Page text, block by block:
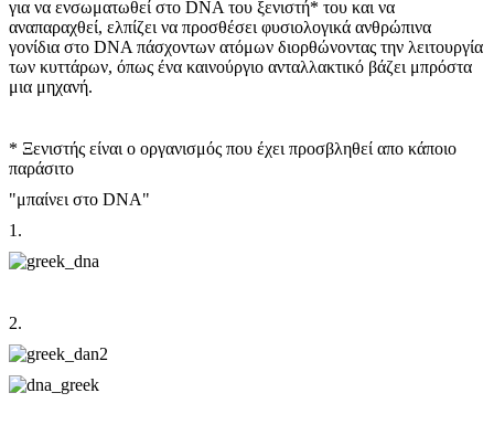
για να ενσωματωθεί στο DNA του ξενιστή* του και να
αναπαραχθεί, ελπίζει να προσθέσει φυσιολογικά ανθρώπινα
γονίδια στο DNA πάσχοντων ατόμων διορθώνοντας την λειτουργία
των κυττάρων, όπως ένα καινούργιο ανταλλακτικό βάζει μπρόστα
μια μηχανή.
* Ξενιστής είναι ο οργανισμός που έχει προσβληθεί απο κάποιο
παράσιτο
"μπαίνει στο DNA"
1.
2.